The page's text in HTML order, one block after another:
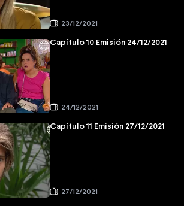
23/12/2021
Capítulo 10 Emisión 24/12/2021
24/12/2021
Capítulo 11 Emisión 27/12/2021
27/12/2021